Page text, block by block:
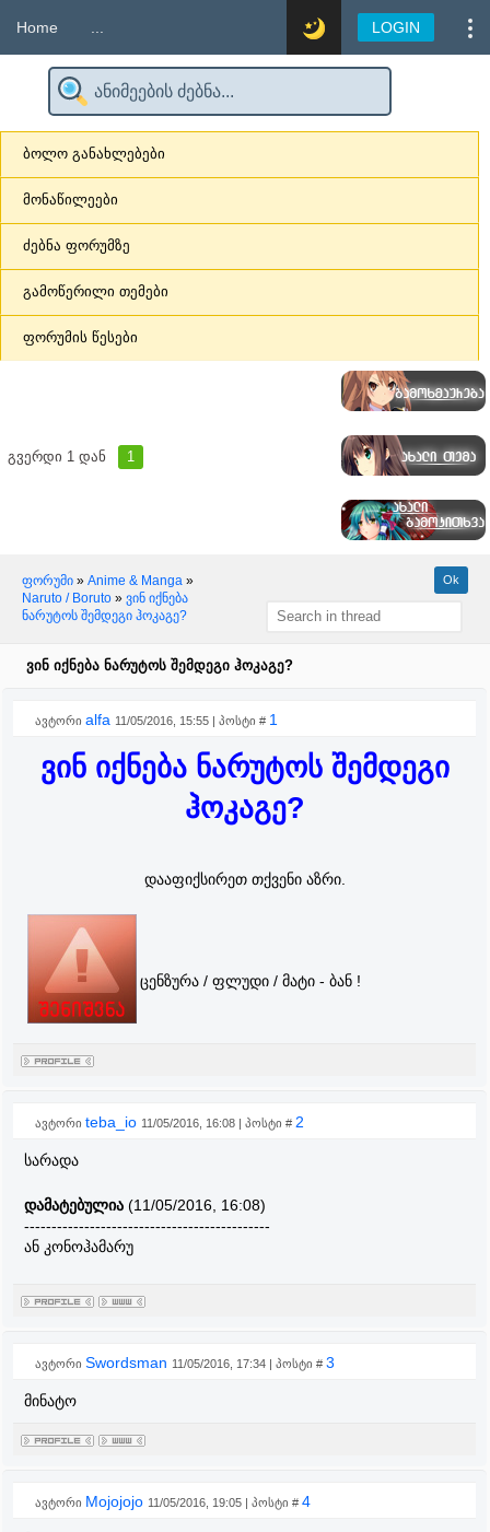
Home LOGIN
ბოლო განახლებები
მონაწილეები
ძებნა ფორუმზე
გამოწერილი თემები
ფორუმის წესები
გვერდი 1 დან 1
ფორუმი » Anime & Manga »
Naruto / Boruto » ვინ იქნება
ნარუტოს შემდეგი ჰოკაგე?
ვინ იქნება ნარუტოს შემდეგი ჰოკაგე?
ავტორი alfa 11/05/2016, 15:55 | პოსტი # 1
ვინ იქნება ნარუტოს შემდეგი
ჰოკაგე?
დააფიქსირეთ თქვენი აზრი.
ცენზურა / ფლუდი / მატი - ბან !
ავტორი teba_io 11/05/2016, 16:08 | პოსტი # 2
სარადა
დამატებულია (11/05/2016, 16:08)
---------------------------------------------
ან კონოჰამარუ
ავტორი Swordsman 11/05/2016, 17:34 | პოსტი # 3
მინატო
ავტორი Mojojojo 11/05/2016, 19:05 | პოსტი # 4